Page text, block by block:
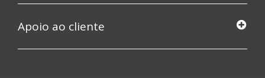
Apoio ao cliente